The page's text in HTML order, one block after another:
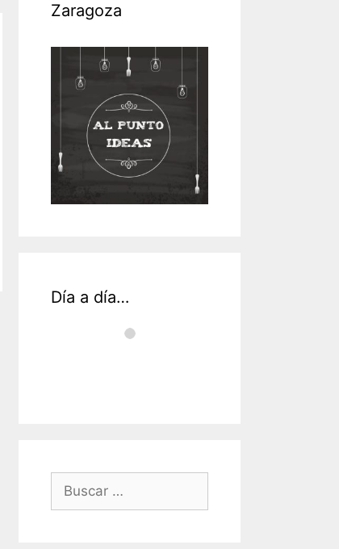
Zaragoza
Día a día…
Buscar: